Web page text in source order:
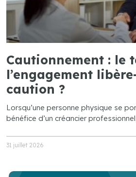
Cautionnement : le
l’engagement
caution ?
Lorsqu’une personne physique se
bénéfice d’un créancier
31 juillet 2026